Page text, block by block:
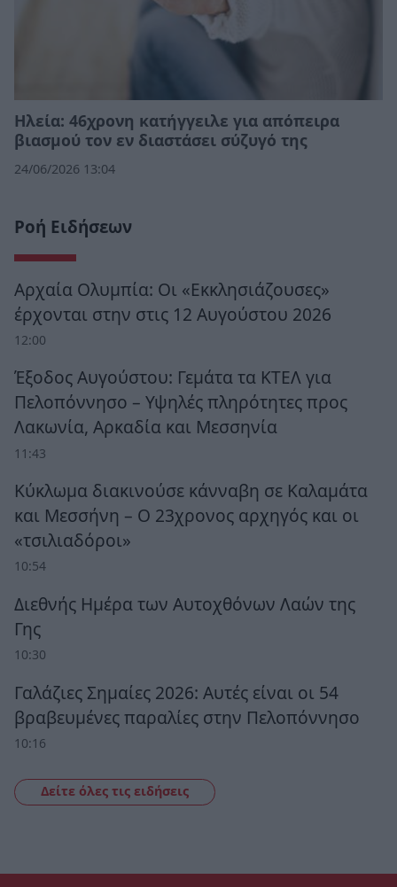
Ηλεία: 46χρονη κατήγγειλε για απόπειρα
βιασμού τον εν διαστάσει σύζυγό της
24/06/2026 13:04
Ροή Ειδήσεων
Αρχαία Ολυμπία: Οι «Εκκλησιάζουσες»
έρχονται στην στις 12 Αυγούστου 2026
12:00
Έξοδος Αυγούστου: Γεμάτα τα ΚΤΕΛ για
Πελοπόννησο – Υψηλές πληρότητες προς
Λακωνία, Αρκαδία και Μεσσηνία
11:43
Κύκλωμα διακινούσε κάνναβη σε Καλαμάτα
και Μεσσήνη – Ο 23χρονος αρχηγός και οι
«τσιλιαδόροι»
10:54
Διεθνής Ημέρα των Αυτοχθόνων Λαών της
Γης
10:30
Γαλάζιες Σημαίες 2026: Αυτές είναι οι 54
βραβευμένες παραλίες στην Πελοπόννησο
10:16
Δείτε όλες τις ειδήσεις